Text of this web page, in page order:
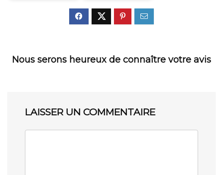
Nous serons heureux de connaître votre avis
LAISSER UN COMMENTAIRE